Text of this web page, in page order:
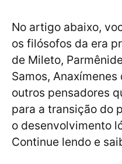
No artigo abaixo,
os filósofos da era
de Mileto,
Samos,
outros pensadores
para a transição do
o desenvolvimento
Continue lendo e